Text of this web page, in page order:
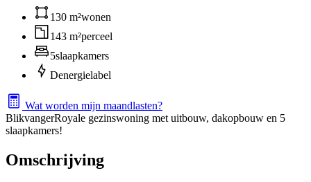
130 m²wonen
143 m²perceel
5slaapkamers
Denergielabel
Wat worden mijn maandlasten?
BlikvangerRoyale gezinswoning met uitbouw, dakopbouw en 5
slaapkamers!
Omschrijving